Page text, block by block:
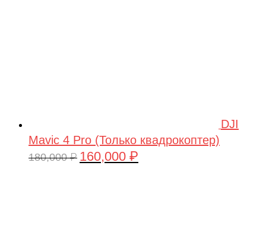
DJI
Mavic 4 Pro (Только квадрокоптер)
180,000₽ Первоначальная
160,000 ₽